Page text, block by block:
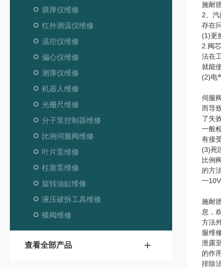
膜厚仪维修
红外测温仪维修
温控仪维修
偏心仪维修
测厚仪维修
机器人维修
光栅尺维修
分子泵控制器维修
比例伺服阀维修
叶片泵维修
柱塞泵维修
旋转油缸维修
液压破拆工具维修
蝶阀维修
查看全部产品
施耐
2、
存在
(1)更
2.阀
法在
就能
(2)电
伺服
而导
了失
一般
有接
(3)死
比例
的方
一
施耐
息，
方法
服维
泄露
的作
排除